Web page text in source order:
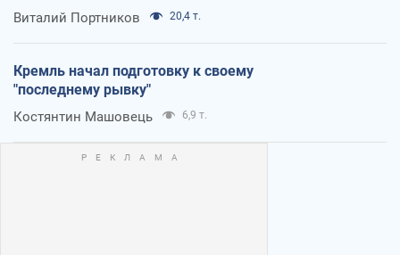
Виталий Портников 20,4 т.
Кремль начал подготовку к своему
"последнему рывку"
Костянтин Машовець 6,9 т.